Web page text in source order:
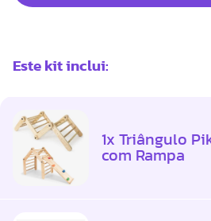
Este kit inclui:
1x Triângulo
com Rampa